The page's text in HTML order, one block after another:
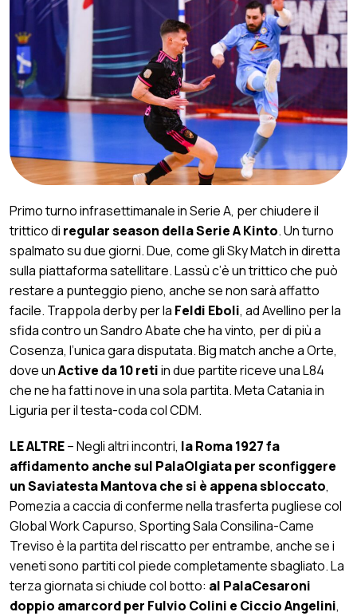
Primo turno infrasettimanale in Serie A, per chiudere il
trittico di regular season della Serie A Kinto. Un turno
spalmato su due giorni. Due, come gli Sky Match in diretta
sulla piattaforma satellitare. Lassù c’è un trittico che può
restare a punteggio pieno, anche se non sarà affatto
facile. Trappola derby per la Feldi Eboli, ad Avellino per la
sfida contro un Sandro Abate che ha vinto, per di più a
Cosenza, l’unica gara disputata. Big match anche a Orte,
dove unActive da 10 retiin due partite riceve una L84
che ne ha fatti nove in una sola partita. Meta Catania in
Liguria per il testa-coda col CDM.
LE ALTRE– Negli altri incontri, la Roma 1927 fa
affidamento anche sul PalaOlgiata per sconfiggere
un Saviatesta Mantova che si è appena sbloccato,
Pomezia a caccia di conferme nella trasferta pugliese col
Global Work Capurso, Sporting Sala Consilina-Came
Treviso è la partita del riscatto per entrambe, anche se i
veneti sono partiti col piede completamente sbagliato. La
terza giornata si chiude col botto: al PalaCesaroni
doppio amarcord per Fulvio Colini e Ciccio Angelini,